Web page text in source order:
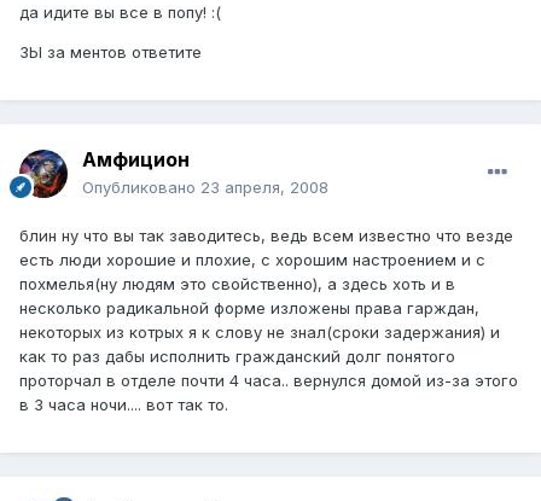
да идите вы все в попу! :(
ЗЫ за ментов ответите
Амфицион
Опубликовано 23 апреля, 2008
блин ну что вы так заводитесь, ведь всем известно что везде
есть люди хорошие и плохие, с хорошим настроением и с
похмелья(ну людям это свойственно), а здесь хоть и в
несколько радикальной форме изложены права гарждан,
некоторых из котрых я к слову не знал(сроки задержания) и
как то раз дабы исполнить гражданский долг понятого
проторчал в отделе почти 4 часа.. вернулся домой из-за этого
в 3 часа ночи.... вот так то.